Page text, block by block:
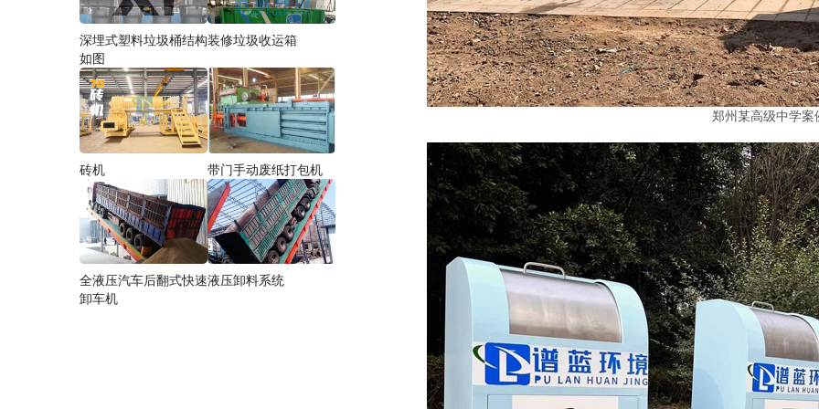
郑州某高级中学案
深埋式塑料垃圾桶结构
如图
装修垃圾收运箱
砖机 带门手动废纸打包机
全液压汽车后翻式快速
卸车机
液压卸料系统